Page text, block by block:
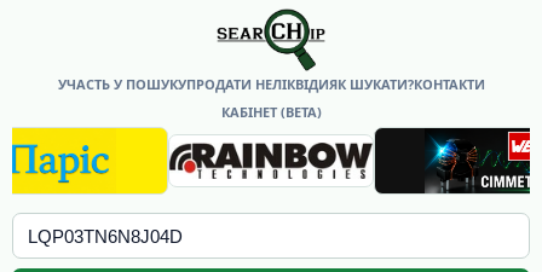
УЧАСТЬ У ПОШУКУПРОДАТИ НЕЛІКВІДИЯК ШУКАТИ?КОНТАКТИ
КАБІНЕТ (BETA)